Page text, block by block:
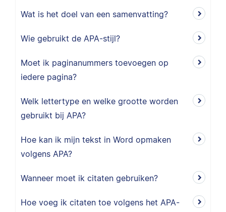
Wat is het doel van een samenvatting?
Wie gebruikt de APA-stijl?
Moet ik paginanummers toevoegen op
iedere pagina?
Welk lettertype en welke grootte worden
gebruikt bij APA?
Hoe kan ik mijn tekst in Word opmaken
volgens APA?
Wanneer moet ik citaten gebruiken?
Hoe voeg ik citaten toe volgens het APA-